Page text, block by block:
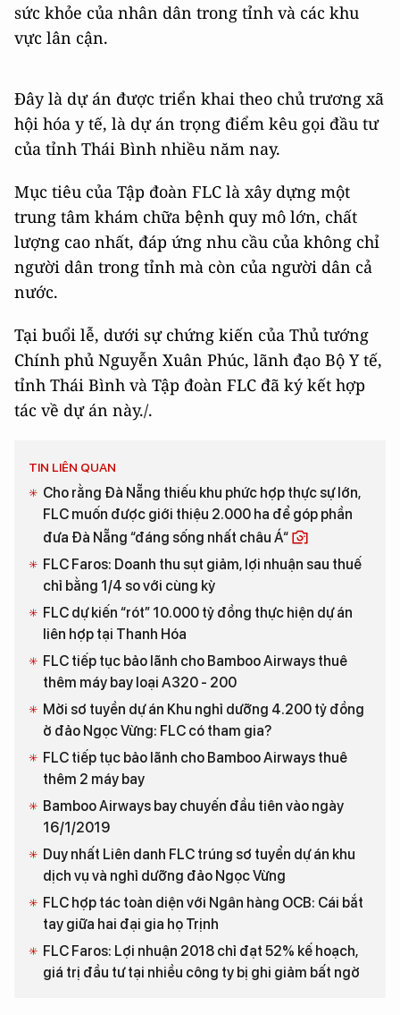
sức khỏe của nhân dân trong tỉnh và các khu
vực lân cận.
Đây là dự án được triển khai theo chủ trương xã
hội hóa y tế, là dự án trọng điểm kêu gọi đầu tư
của tỉnh Thái Bình nhiều năm nay.
Mục tiêu của Tập đoàn FLC là xây dựng một
trung tâm khám chữa bệnh quy mô lớn, chất
lượng cao nhất, đáp ứng nhu cầu của không chỉ
người dân trong tỉnh mà còn của người dân cả
nước.
Tại buổi lễ, dưới sự chứng kiến của Thủ tướng
Chính phủ Nguyễn Xuân Phúc, lãnh đạo Bộ Y tế,
tỉnh Thái Bình và Tập đoàn FLC đã ký kết hợp
tác về dự án này./.
TIN LIÊN QUAN
Cho rằng Đà Nẵng thiếu khu phức hợp thực sự lớn,
FLC muốn được giới thiệu 2.000 ha để góp phần
đưa Đà Nẵng “đáng sống nhất châu Á“
FLC Faros: Doanh thu sụt giảm, lợi nhuận sau thuế
chỉ bằng 1/4 so với cùng kỳ
FLC dự kiến “rót” 10.000 tỷ đồng thực hiện dự án
liên hợp tại Thanh Hóa
FLC tiếp tục bảo lãnh cho Bamboo Airways thuê
thêm máy bay loại A320 - 200
Mời sơ tuyền dự án Khu nghỉ dưỡng 4.200 tỷ đồng
ở đảo Ngọc Vừng: FLC có tham gia?
FLC tiếp tục bảo lãnh cho Bamboo Airways thuê
thêm 2 máy bay
Bamboo Airways bay chuyến đầu tiên vào ngày
16/1/2019
Duy nhất Liên danh FLC trúng sơ tuyển dự án khu
dịch vụ và nghỉ dưỡng đảo Ngọc Vừng
FLC hợp tác toàn diện với Ngân hàng OCB: Cái bắt
tay giữa hai đại gia họ Trịnh
FLC Faros: Lợi nhuận 2018 chỉ đạt 52% kế hoạch,
giá trị đầu tư tại nhiều công ty bị ghi giảm bất ngờ